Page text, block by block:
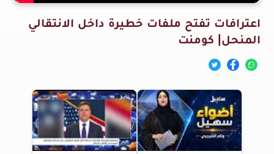
اعترافات تفتح ملفات خطيرة داخل الانتقالي
المنحل| كومنت